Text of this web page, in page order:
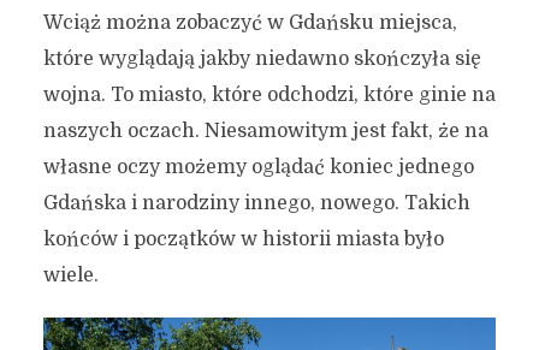
Wciąż można zobaczyć w Gdańsku miejsca,
które wyglądają jakby niedawno skończyła się
wojna. To miasto, które odchodzi, które ginie na
naszych oczach. Niesamowitym jest fakt, że na
własne oczy możemy oglądać koniec jednego
Gdańska i narodziny innego, nowego. Takich
końców i początków w historii miasta było
wiele.